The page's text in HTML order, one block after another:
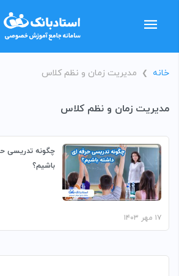
خانه ❯ مدیریت زمان و نظم کلاس
مدیریت زمان و نظم کلاس
چگونه تدریسی
باشیم؟
۱۷ مهر ۱۴۰۳